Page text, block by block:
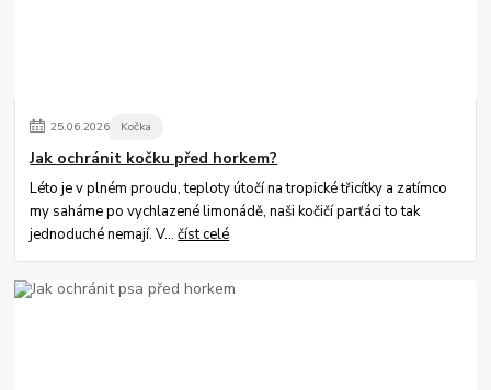
25.06.2026 Kočka
Jak ochránit kočku před horkem?
Léto je v plném proudu, teploty útočí na tropické třicítky a zatímco
my saháme po vychlazené limonádě, naši kočičí parťáci to tak
jednoduché nemají. V...číst celé